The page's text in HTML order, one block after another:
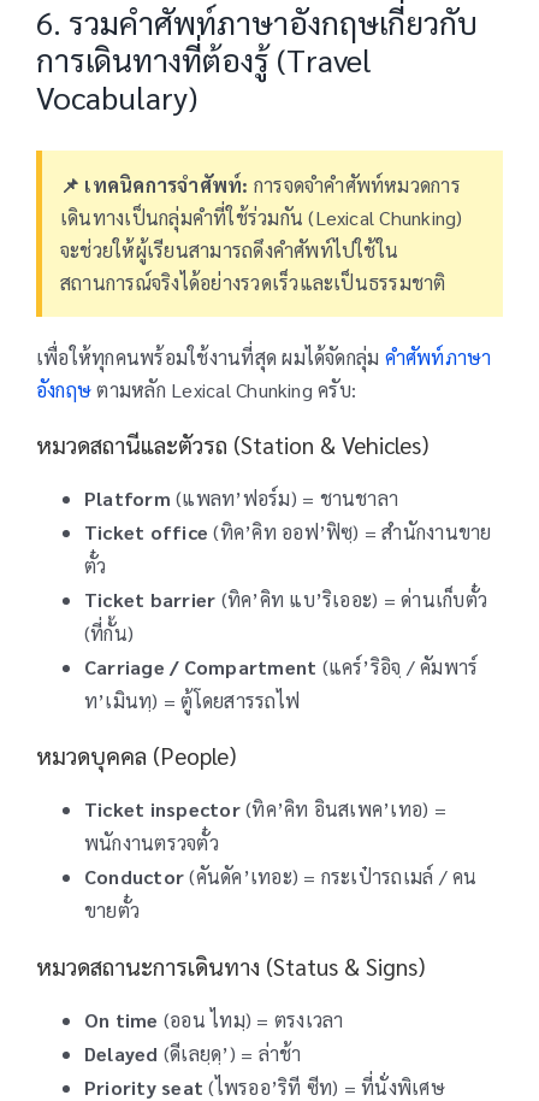
6. รวมคำศัพท์ภาษาอังกฤษเกี่ยวกับ
การเดินทางที่ต้องรู้ (Travel
Vocabulary)
📌 เทคนิคการจำศัพท์: การจดจำคำศัพท์หมวดการ
เดินทางเป็นกลุ่มคำที่ใช้ร่วมกัน (Lexical Chunking)
จะช่วยให้ผู้เรียนสามารถดึงคำศัพท์ไปใช้ใน
สถานการณ์จริงได้อย่างรวดเร็วและเป็นธรรมชาติ
เพื่อให้ทุกคนพร้อมใช้งานที่สุด ผมได้จัดกลุ่ม คำศัพท์ภาษา
อังกฤษตามหลัก Lexical Chunking ครับ:
หมวดสถานีและตัวรถ (Station & Vehicles)
Platform (แพลท’ฟอร์ม) = ชานชาลา
Ticket office (ทิค’คิท ออฟ’ฟิซฺ) = สำนักงานขาย
ตั๋ว
Ticket barrier (ทิค’คิท แบ’ริเออะ) = ด่านเก็บตั๋ว
(ที่กั้น)
Carriage / Compartment (แคร์’ริอิจฺ / คัมพาร์
ท’เมินทฺ) = ตู้โดยสารรถไฟ
หมวดบุคคล (People)
Ticket inspector(ทิค’คิท อินสเพค’เทอ) =
พนักงานตรวจตั๋ว
Conductor(คันดัค’เทอะ) = กระเป๋ารถเมล์ / คน
ขายตั๋ว
หมวดสถานะการเดินทาง (Status & Signs)
On time (ออน ไทมฺ) = ตรงเวลา
Delayed (ดีเลยฺดฺ’) = ล่าช้า
Priority seat (ไพรออ’ริที ซีท) = ที่นั่งพิเศษ